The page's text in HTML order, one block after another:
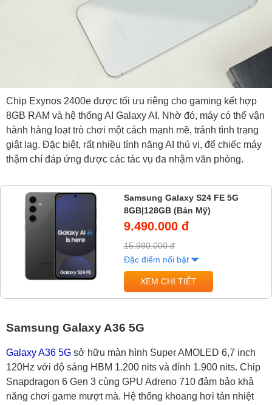
Chip Exynos 2400e được tối ưu riêng cho gaming kết hợp
8GB RAM và hệ thống AI Galaxy AI. Nhờ đó, máy có thể vận
hành hàng loạt trò chơi một cách mạnh mẽ, tránh tình trạng
giật lag. Đặc biệt, rất nhiều tính năng AI thú vị, để chiếc máy
thậm chí đáp ứng được các tác vụ đa nhậm văn phòng.
Samsung Galaxy S24 FE 5G
8GB|128GB (Bản Mỹ)
9.490.000 đ
15.990.000 đ
Đặc điểm nổi bật
XEM CHI TIẾT
Samsung Galaxy A36 5G
Galaxy A36 5G sở hữu màn hình Super AMOLED 6,7 inch
120Hz với độ sáng HBM 1.200 nits và đỉnh 1.900 nits. Chip
Snapdragon 6 Gen 3 cùng GPU Adreno 710 đảm bảo khả
năng chơi game mượt mà. Hệ thống khoang hơi tản nhiệt